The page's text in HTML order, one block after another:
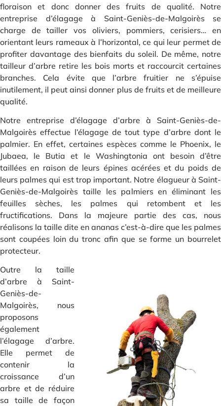
floraison et donc donner des fruits de qualité. Notre
entreprise d’élagage à Saint-Geniès-de-Malgoirès se
charge de tailler vos oliviers, pommiers, cerisiers… en
orientant leurs rameaux à l’horizontal, ce qui leur permet de
profiter davantage des bienfaits du soleil. De même, notre
tailleur d’arbre retire les bois morts et raccourcit certaines
branches. Cela évite que l’arbre fruitier ne s’épuise
inutilement, il peut ainsi donner plus de fruits et de meilleure
qualité.
Notre entreprise d’élagage d’arbre à Saint-Geniès-de-
Malgoirès effectue l’élagage de tout type d’arbre dont le
palmier. En effet, certaines espèces comme le Phoenix, le
Jubaea, le Butia et le Washingtonia ont besoin d’être
taillées en raison de leurs épines acérées et du poids de
leurs palmes qui est trop important. Notre élagueur à Saint-
Geniès-de-Malgoirès taille les palmiers en éliminant les
feuilles sèches, les palmes qui retombent et les
fructifications. Dans la majeure partie des cas, nous
réalisons la taille dite en ananas c’est-à-dire que les palmes
sont coupées loin du tronc afin que se forme un bourrelet
protecteur.
Outre la taille
d’arbre à Saint-
Geniès-de-
Malgoirès, nous
proposons
également
l’élagage d’arbre.
Elle permet de
contenir la
croissance d’un
arbre et de réduire
sa taille de façon